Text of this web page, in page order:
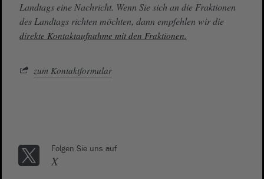
Landtags eine Nachricht. Wenn Sie sich an die Fraktionen
des Landtags richten möchten, dann empfehlen wir die
direkte Kontaktaufnahme mit den Fraktionen.
zum Kontaktformular
Folgen Sie uns auf
X